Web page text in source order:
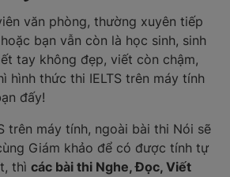
văn phòng, thường xuyên tiếp
bạn vẫn còn là học sinh, sinh
tay không đẹp, viết còn chậm,
hình thức thi IELTS trên máy tính
đấy!
trên máy tính, ngoài bài thi Nói sẽ
Giám khảo để có được tính tự
thì các bài thi Nghe, Đọc, Viết